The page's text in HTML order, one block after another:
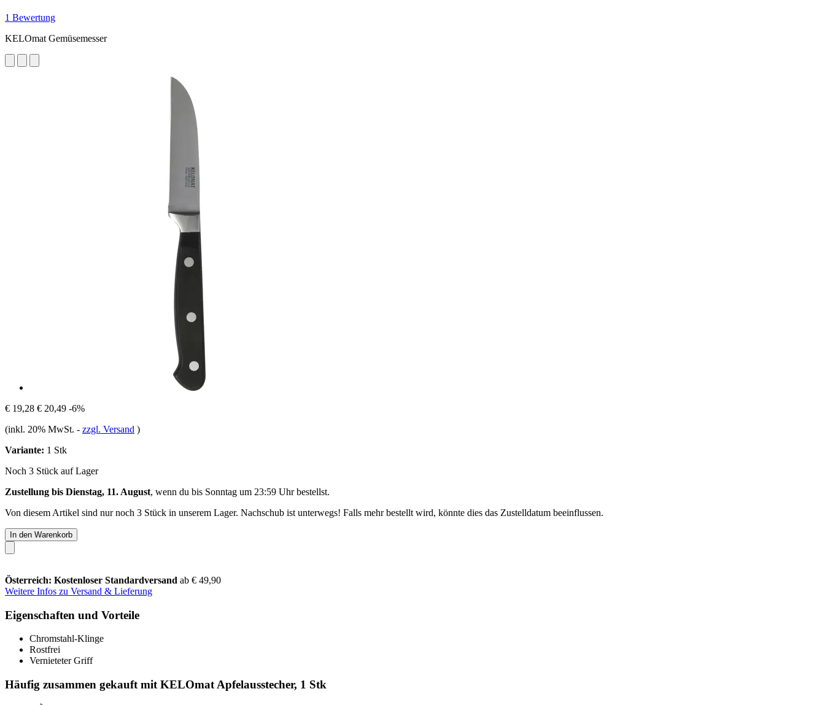
1 Bewertung
KELOmat Gemüsemesser
€ 19,28 € 20,49 -6%
(inkl. 20% MwSt. - zzgl. Versand )
Variante: 1 Stk
Noch 3 Stück auf Lager
Zustellung bis Dienstag, 11. August, wenn du bis Sonntag um 23:59 Uhrbestellst.
Von diesem Artikel sind nur noch 3 Stück in unserem Lager. Nachschub ist unterwegs! Falls mehr bestellt wird, könnte dies das Zustelldatum beeinflussen.
In den Warenkorb
Österreich: Kostenloser Standardversand ab € 49,90
Weitere Infos zu Versand & Lieferung
Eigenschaften und Vorteile
Chromstahl-Klinge
Rostfrei
Vernieteter Griff
Häufig zusammen gekauft mit KELOmat Apfelausstecher, 1 Stk